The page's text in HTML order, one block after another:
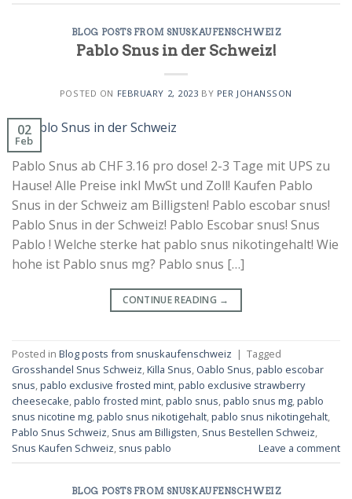
BLOG POSTS FROM SNUSKAUFENSCHWEIZ
Pablo Snus in der Schweiz!
POSTED ON FEBRUARY 2, 2023 BY PER JOHANSSON
02
Feb
Pablo Snus ab CHF 3.16 pro dose! 2-3 Tage mit UPS zu
Hause! Alle Preise inkl MwSt und Zoll! Kaufen Pablo
Snus in der Schweiz am Billigsten! Pablo escobar snus!
Pablo Snus in der Schweiz! Pablo Escobar snus! Snus
Pablo ! Welche sterke hat pablo snus nikotingehalt! Wie
hohe ist Pablo snus mg? Pablo snus […]
CONTINUE READING →
Posted in Blog posts from snuskaufenschweiz | Tagged
Grosshandel Snus Schweiz,Killa Snus, Oablo Snus,pablo escobar
snus,pablo exclusive frosted mint,pablo exclusive strawberry
cheesecake,pablo frosted mint,pablo snus,pablo snus mg,pablo
snus nicotine mg,pablo snus nikotigehalt,pablo snus nikotingehalt,
Pablo Snus Schweiz, Snus am Billigsten, Snus Bestellen Schweiz,
Snus Kaufen Schweiz, snus pablo Leave a comment
BLOG POSTS FROM SNUSKAUFENSCHWEIZ